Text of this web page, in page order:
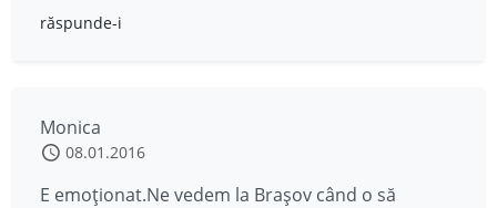
răspunde-i
Monica
08.01.2016
E emoționat.Ne vedem la Brașov când o să